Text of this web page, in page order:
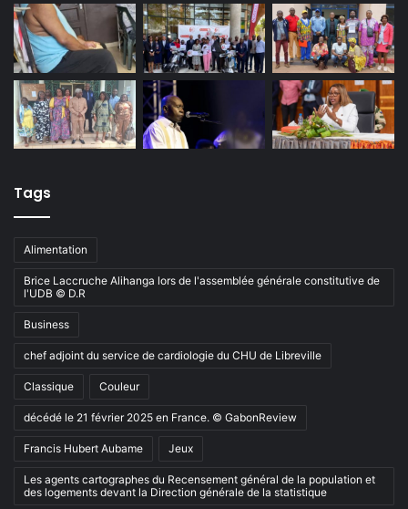
Tags
Alimentation
Brice Laccruche Alihanga lors de l'assemblée générale constitutive de
l'UDB © D.R
Business
chef adjoint du service de cardiologie du CHU de Libreville
Classique Couleur
décédé le 21 février 2025 en France. © GabonReview
Francis Hubert Aubame Jeux
Les agents cartographes du Recensement général de la population et
des logements devant la Direction générale de la statistique